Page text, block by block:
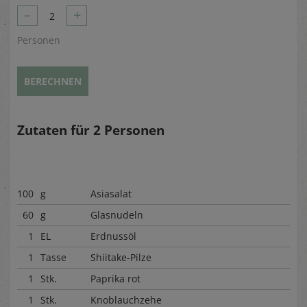
– 2 +
Personen
BERECHNEN
Zutaten für 2 Personen
100 g
Asiasalat
60 g
Glasnudeln
1
EL
Erdnussöl
1
Tasse
Shiitake-Pilze
1
Stk.
Paprika rot
1
Stk. Knoblauchzehe